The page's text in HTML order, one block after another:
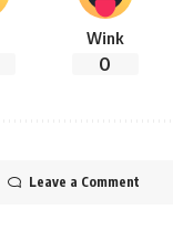
Wink
0
Leave a Comment